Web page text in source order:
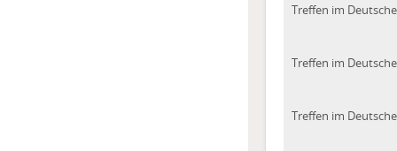
Treffen im
Treffen im
Treffen im